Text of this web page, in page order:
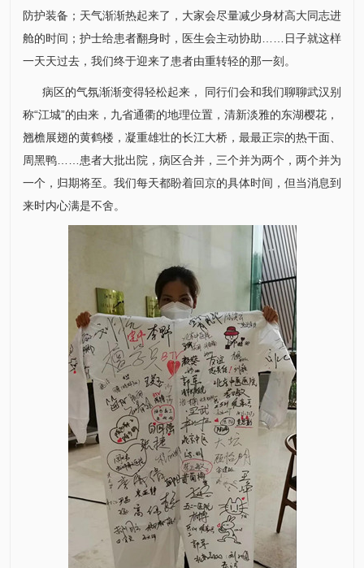
防护装备；天气渐渐热起来了，大家会尽量减少身材高大同志进
舱的时间；护士给患者翻身时，医生会主动协助……日子就这样
一天天过去，我们终于迎来了患者由重转轻的那一刻。
病区的气氛渐渐变得轻松起来， 同行们会和我们聊聊武汉别
称“江城”的由来，九省通衢的地理位置，清新淡雅的东湖樱花，
翘檐展翅的黄鹤楼，凝重雄壮的长江大桥，最最正宗的热干面、
周黑鸭……患者大批出院，病区合并，三个并为两个，两个并为
一个，归期将至。我们每天都盼着回京的具体时间，但当消息到
来时内心满是不舍。